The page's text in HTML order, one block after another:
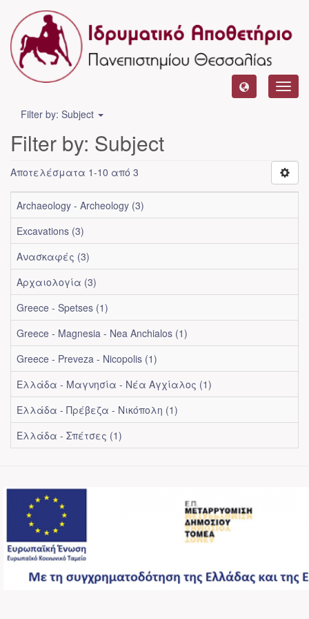
Filter by: Subject
Filter by: Subject
Αποτελέσματα 1-10 από 3
Archaeology - Archeology (3)
Excavations (3)
Ανασκαφές (3)
Αρχαιολογία (3)
Greece - Spetses (1)
Greece - Magnesia - Nea Anchialos (1)
Greece - Preveza - Nicopolis (1)
Ελλάδα - Μαγνησία - Νέα Αγχίαλος (1)
Ελλάδα - Πρέβεζα - Νικόπολη (1)
Ελλάδα - Σπέτσες (1)